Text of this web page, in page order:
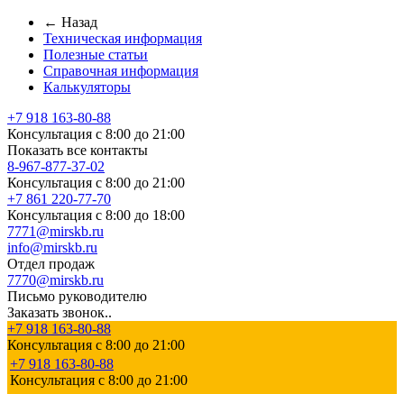
← Назад
Техническая информация
Полезные статьи
Справочная информация
Калькуляторы
+7 918 163-80-88
Консультация с 8:00 до 21:00
Показать все контакты
8-967-877-37-02
Консультация с 8:00 до 21:00
+7 861 220-77-70
Консультация с 8:00 до 18:00
7771@mirskb.ru
info@mirskb.ru
Отдел продаж
7770@mirskb.ru
Письмо руководителю
Заказать звонок..
+7 918 163-80-88
Консультация с 8:00 до 21:00
+7 918 163-80-88
Консультация с 8:00 до 21:00